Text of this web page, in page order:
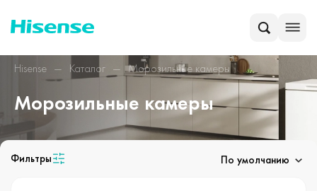
Hisense Каталог Морозильные камеры
Морозильные камеры
Фильтры По умолчанию